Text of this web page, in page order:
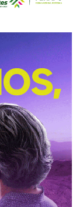
como
la Copa FA
en cada
muriendo
Fue el
Ossie dejó
sería el primer
la pelota con
para un